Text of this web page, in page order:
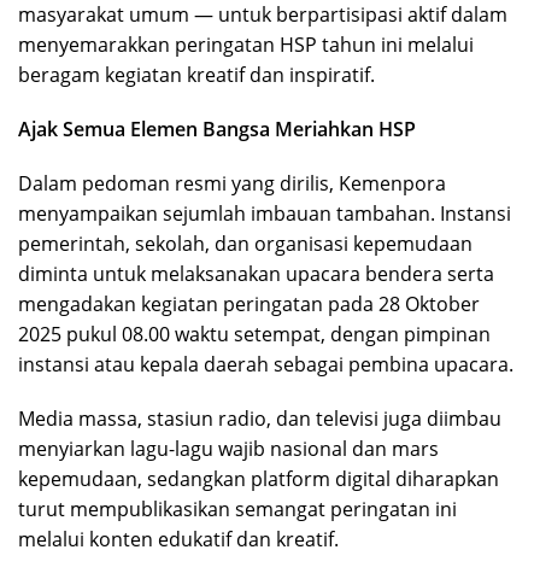
masyarakat umum — untuk berpartisipasi aktif dalam
menyemarakkan peringatan HSP tahun ini melalui
beragam kegiatan kreatif dan inspiratif.
Ajak Semua Elemen Bangsa Meriahkan HSP
Dalam pedoman resmi yang dirilis, Kemenpora
menyampaikan sejumlah imbauan tambahan. Instansi
pemerintah, sekolah, dan organisasi kepemudaan
diminta untuk melaksanakan upacara bendera serta
mengadakan kegiatan peringatan pada 28 Oktober
2025 pukul 08.00 waktu setempat, dengan pimpinan
instansi atau kepala daerah sebagai pembina upacara.
Media massa, stasiun radio, dan televisi juga diimbau
menyiarkan lagu-lagu wajib nasional dan mars
kepemudaan, sedangkan platform digital diharapkan
turut mempublikasikan semangat peringatan ini
melalui konten edukatif dan kreatif.